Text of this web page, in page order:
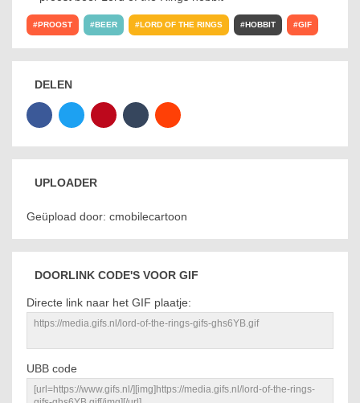
PROOST BEER LORD OF THE RINGS HOBBIT GIF
DELEN
UPLOADER
Geüpload door: cmobilecartoon
DOORLINK CODE'S VOOR GIF
Directe link naar het GIF plaatje:
UBB code